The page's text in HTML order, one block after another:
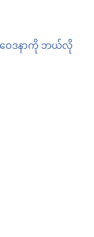
ေဒနာကို ဘယ်လို